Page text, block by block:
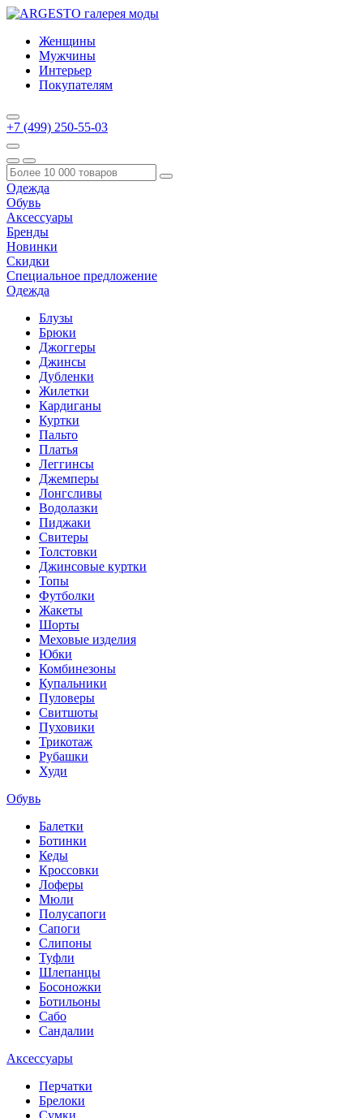
Женщины
Мужчины
Интерьер
Покупателям
+7 (499) 250-55-03
Одежда
Обувь
Аксессуары
Бренды
Новинки
Скидки
Специальное предложение
Одежда
Блузы
Брюки
Джоггеры
Джинсы
Дубленки
Жилетки
Кардиганы
Куртки
Пальто
Платья
Леггинсы
Джемперы
Лонгсливы
Водолазки
Пиджаки
Свитеры
Толстовки
Джинсовые куртки
Топы
Футболки
Жакеты
Шорты
Меховые изделия
Юбки
Комбинезоны
Купальники
Пуловеры
Свитшоты
Пуховики
Трикотаж
Рубашки
Худи
Обувь
Балетки
Ботинки
Кеды
Кроссовки
Лоферы
Мюли
Полусапоги
Сапоги
Слипоны
Туфли
Шлепанцы
Босоножки
Ботильоны
Сабо
Сандалии
Аксессуары
Перчатки
Брелоки
Сумки